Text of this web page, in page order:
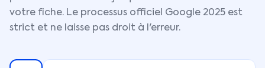
votre fiche. Le processus officiel Google 2025 est
strict et ne laisse pas droit à l'erreur.